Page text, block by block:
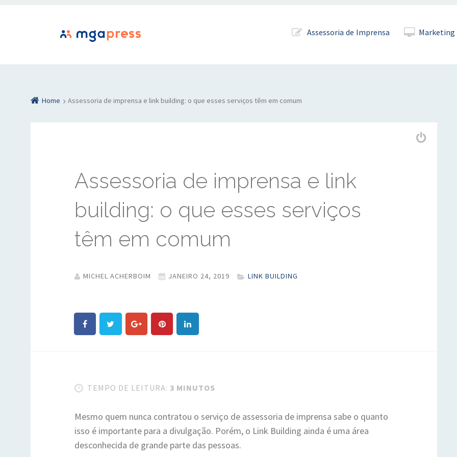
Pular para o conteúdo
Assessoria de Imprensa
Home Assessoria de imprensa e link building: o que esses serviços têm em comum
Assessoria de imprensa e link
building: o que esses serviços
têm em comum
MICHEL ACHERBOIM JANEIRO 24, 2019 LINK BUILDING
TEMPO DE LEITURA: 3 MINUTOS
Mesmo quem nunca contratou o serviço de assessoria de imprensa sabe o quanto
isso é importante para a divulgação. Porém, o Link Building ainda é uma área
desconhecida de grande parte das pessoas.